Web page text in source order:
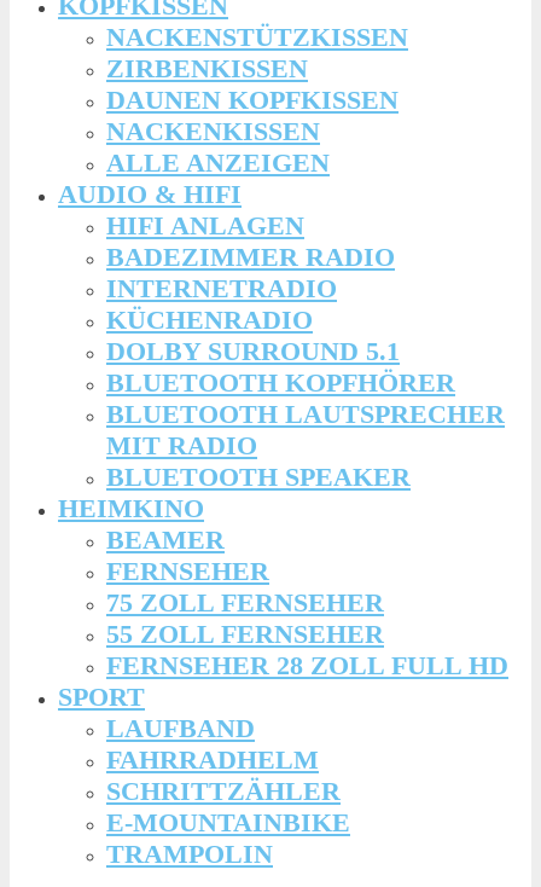
NACKENSTÜTZKISSEN
ZIRBENKISSEN
DAUNEN KOPFKISSEN
NACKENKISSEN
ALLE ANZEIGEN
AUDIO & HIFI
HIFI ANLAGEN
BADEZIMMER RADIO
INTERNETRADIO
KÜCHENRADIO
DOLBY SURROUND 5.1
BLUETOOTH KOPFHÖRER
BLUETOOTH LAUTSPRECHER
MIT RADIO
BLUETOOTH SPEAKER
HEIMKINO
BEAMER
FERNSEHER
75 ZOLL FERNSEHER
55 ZOLL FERNSEHER
FERNSEHER 28 ZOLL FULL HD
SPORT
LAUFBAND
FAHRRADHELM
SCHRITTZÄHLER
E-MOUNTAINBIKE
TRAMPOLIN